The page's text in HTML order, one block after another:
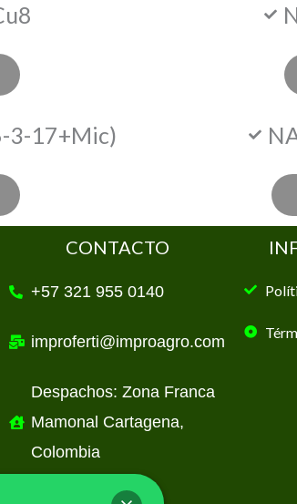
3-17+Mic)
CONTACTO
+57 321 955 0140
improferti@improagro.com
Despachos: Zona Franca
Mamonal Cartagena,
Colombia